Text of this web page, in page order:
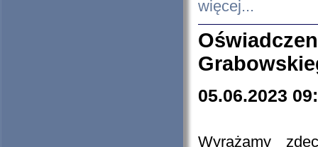
więcej...
05.06.2023
Wyrażamy